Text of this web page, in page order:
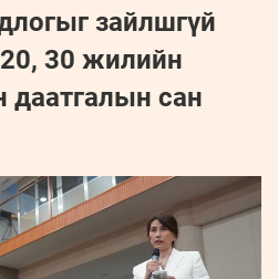
зайлшгүй
30 жилийн
даатгалын сан